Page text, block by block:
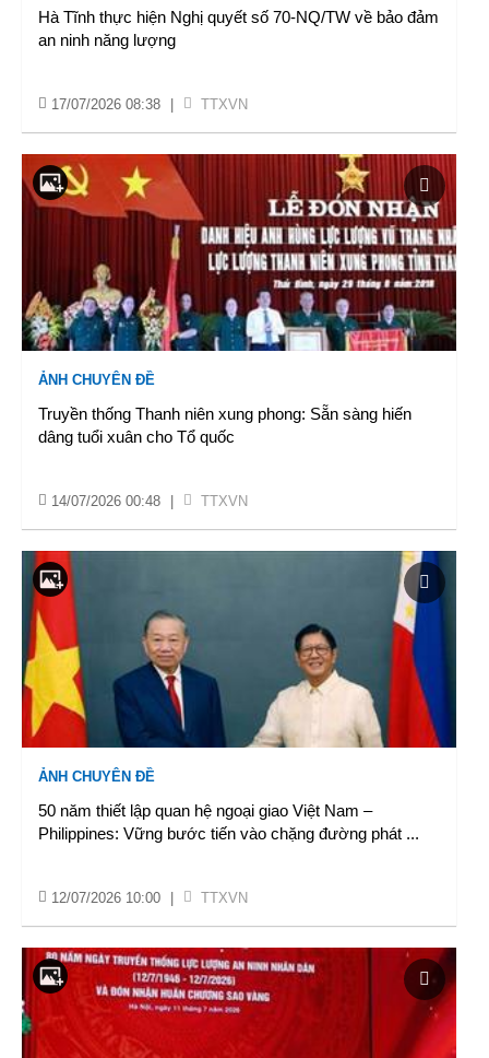
Hà Tĩnh thực hiện Nghị quyết số 70-NQ/TW về bảo đảm
an ninh năng lượng
17/07/2026 08:38 TTXVN
ẢNH CHUYÊN ĐỀ
Truyền thống Thanh niên xung phong: Sẵn sàng hiến
dâng tuổi xuân cho Tổ quốc
14/07/2026 00:48 TTXVN
ẢNH CHUYÊN ĐỀ
50 năm thiết lập quan hệ ngoại giao Việt Nam –
Philippines: Vững bước tiến vào chặng đường phát ...
12/07/2026 10:00 TTXVN